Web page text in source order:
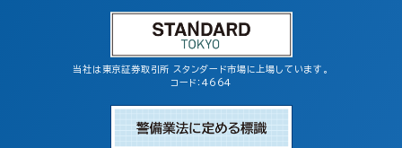
当社は東京証券取引所 スタンダード市場に上場しています。
コード：4664